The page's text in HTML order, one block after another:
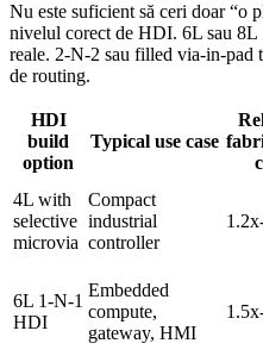
Nu este suficient să ceri doar “o
nivelul corect de HDI. 6L sau 8L
reale. 2-N-2 sau filled via-in-pad
de routing.
HDI
build
option
Typical use case
4L with
selective
microvia
Compact
industrial
controller
6L 1-N-1
HDI
Embedded
compute,
gateway, HMI